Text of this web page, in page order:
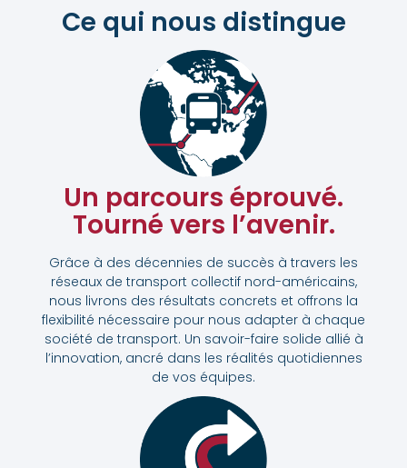
Ce qui nous distingue
Un parcours éprouvé.
Tourné vers l’avenir.
Grâce à des décennies de succès à travers les
réseaux de transport collectif nord-américains,
nous livrons des résultats concrets et offrons la
flexibilité nécessaire pour nous adapter à chaque
société de transport. Un savoir-faire solide allié à
l’innovation, ancré dans les réalités quotidiennes
de vos équipes.